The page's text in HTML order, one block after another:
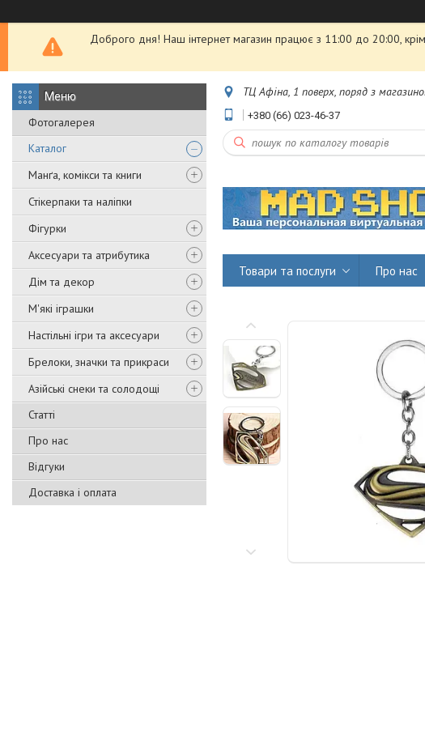
Доброго дня! Наш інтернет магазин працює з 11:00 до 20:00,
Фотогалерея
Каталог
Манґа, комікси та книги
Стікерпаки та наліпки
Фігурки
Аксесуари та атрибутика
Дім та декор
М'які іграшки
Настільні ігри та аксесуари
Брелоки, значки та прикраси
Азійські снеки та солодощі
Статті
Про нас
Відгуки
Доставка і оплата
ТЦ Афіна, 1 поверх, поряд з
+380 (66) 023-46-37
Товари та послуги Про нас